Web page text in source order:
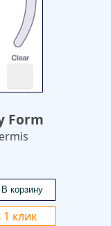
Form
В корзину
клик